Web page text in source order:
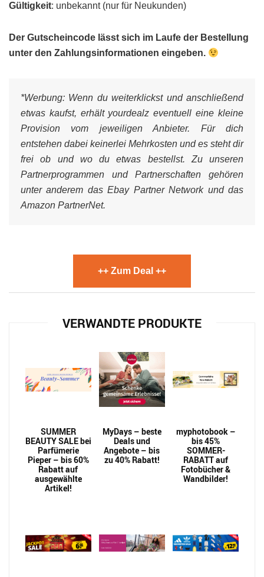
Gültigkeit: unbekannt (nur für Neukunden)
Der Gutscheincode lässt sich im Laufe der Bestellung
unter den Zahlungsinformationen eingeben.
*Werbung: Wenn du weiterklickst und anschließend
etwas kaufst, erhält yourdealz eventuell eine kleine
Provision vom jeweiligen Anbieter. Für dich
entstehen dabei keinerlei Mehrkosten und es steht dir
frei ob und wo du etwas bestellst. Zu unseren
Partnerprogrammen und Partnerschaften gehören
unter anderem das Ebay Partner Network und das
Amazon PartnerNet.
++ Zum Deal ++
VERWANDTE PRODUKTE
SUMMER
BEAUTY SALE bei
Parfümerie
Pieper – bis 60%
Rabatt auf
ausgewählte
Artikel!
MyDays – beste
Deals und
Angebote – bis
zu 40% Rabatt!
myphotobook –
bis 45%
SOMMER-
RABATT auf
Fotobücher &
Wandbilder!